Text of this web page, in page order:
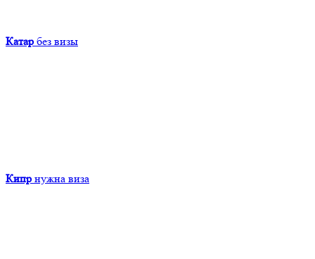
Катар без визы
Кипр нужна виза